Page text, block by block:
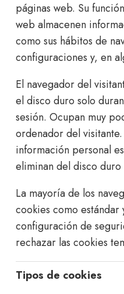
páginas web. Su
web almacenen
como sus hábitos de
configuraciones y, en
El navegador del
el disco duro solo
sesión. Ocupan muy
ordenador del
información personal
eliminan del disco
La mayoría de los
cookies como estándar
configuración de
rechazar las cookies
Tipos de cookies